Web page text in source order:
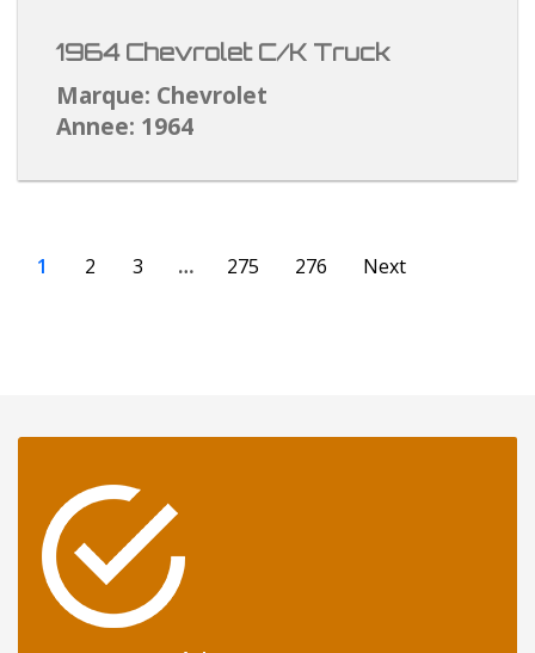
1964 Chevrolet C/K Truck
Marque: Chevrolet
Annee: 1964
1 2 3 … 275 276 Next